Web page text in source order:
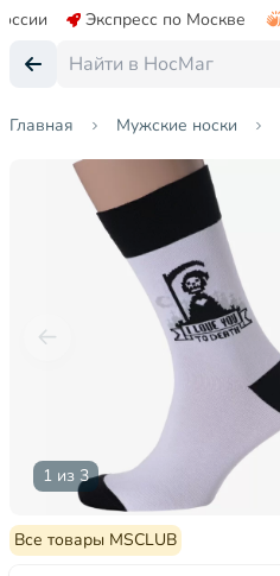
Экспресс по Москве
Главная Мужские носки
1 из 3
Все товары MSCLUB